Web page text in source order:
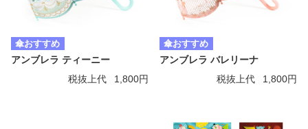
傘おすすめ
アンブレラ ティーニー
税抜上代
1,800円
傘おすすめ
アンブレラ バレリーナ
税抜上代
1,800円